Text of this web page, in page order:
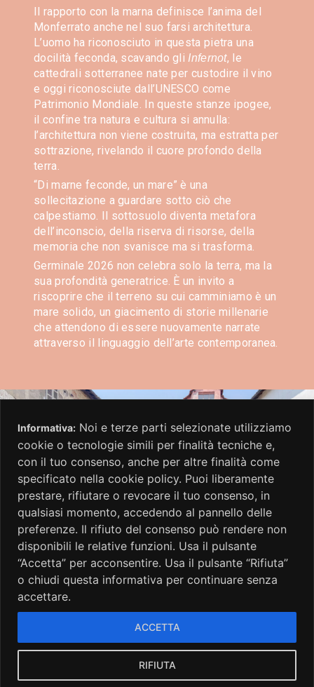
Informativa: Noi e terze parti selezionate utilizziamo
cookie o tecnologie simili per finalità tecniche e,
con il tuo consenso, anche per altre finalità come
specificato nella cookie policy. Puoi liberamente
prestare, rifiutare o revocare il tuo consenso, in
qualsiasi momento, accedendo al pannello delle
preferenze. Il rifiuto del consenso può rendere non
disponibili le relative funzioni. Usa il pulsante
“Accetta” per acconsentire. Usa il pulsante “Rifiuta”
o chiudi questa informativa per continuare senza
accettare.
RIFIUTA
ACCETTA
Il rapporto con la marna definisce l’anima del
Monferrato anche nel suo farsi architettura.
L’uomo ha riconosciuto in questa pietra una
docilità feconda, scavando gliInfernot, le
cattedrali sotterranee nate per custodire il vino
e oggi riconosciute dall’UNESCO come
Patrimonio Mondiale. In queste stanze ipogee,
il confine tra natura e cultura si annulla:
l’architettura non viene costruita, ma estratta per
sottrazione, rivelando il cuore profondo della
terra.
“Di marne feconde, un mare” è una
sollecitazione a guardare sotto ciò che
calpestiamo. Il sottosuolo diventa metafora
dell’inconscio, della riserva di risorse, della
memoria che non svanisce ma si trasforma.
Germinale 2026 non celebra solo la terra, ma la
sua profondità generatrice. È un invito a
riscoprire che il terreno su cui camminiamo è un
mare solido, un giacimento di storie millenarie
che attendono di essere nuovamente narrate
attraverso il linguaggio dell’arte contemporanea.
Privacy Policy–Cookie Policy
GERMINALE MONFERRATO ART FESTIVAL